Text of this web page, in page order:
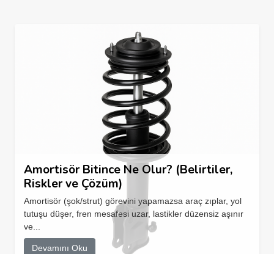
Amortisör Bitince Ne Olur? (Belirtiler,
Riskler ve Çözüm)
Amortisör (şok/strut) görevini yapamazsa araç zıplar, yol
tutuşu düşer, fren mesafesi uzar, lastikler düzensiz aşınır
ve...
Devamını Oku